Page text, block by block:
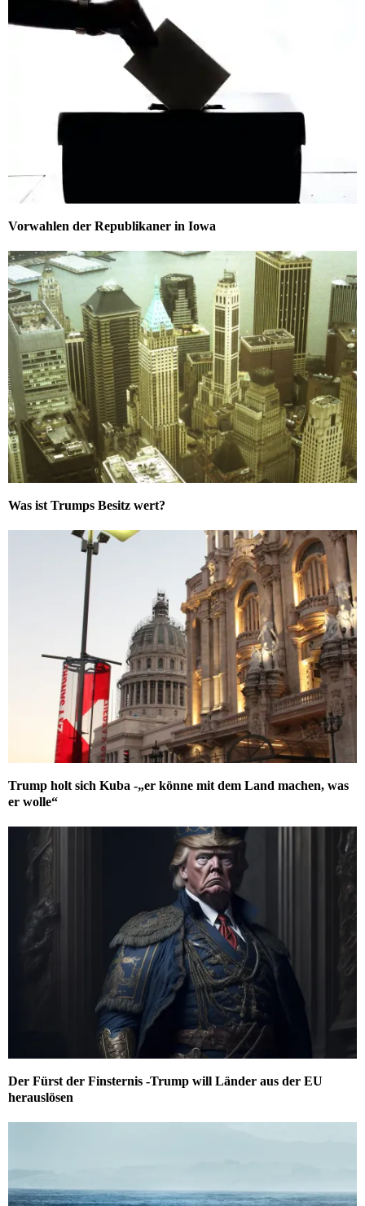
Vorwahlen der Republikaner in Iowa
Was ist Trumps Besitz wert?
Trump holt sich Kuba -„er könne mit dem Land machen, was
er wolle“
Der Fürst der Finsternis -Trump will Länder aus der EU
herauslösen